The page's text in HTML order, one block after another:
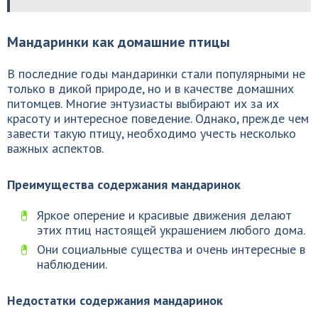
Мандаринки как домашние птицы
В последние годы мандаринки стали популярными не
только в дикой природе, но и в качестве домашних
питомцев. Многие энтузиасты выбирают их за их
красоту и интересное поведение. Однако, прежде чем
завести такую птицу, необходимо учесть несколько
важных аспектов.
Преимущества содержания мандаринок
Яркое оперение и красивые движения делают
этих птиц настоящей украшением любого дома.
Они социальные существа и очень интересные в
наблюдении.
Недостатки содержания мандаринок